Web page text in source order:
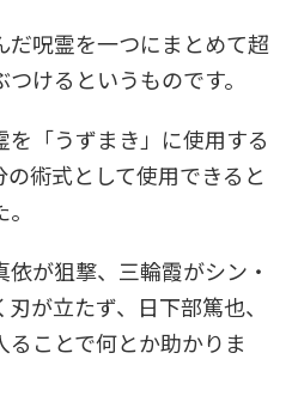
だ呪霊を一つにまとめて超
けるというものです。
を「うずまき」に使用する
術式として使用できると
が狙撃、三輪霞がシン・
が立たず、日下部篤也、
ことで何とか助かりま